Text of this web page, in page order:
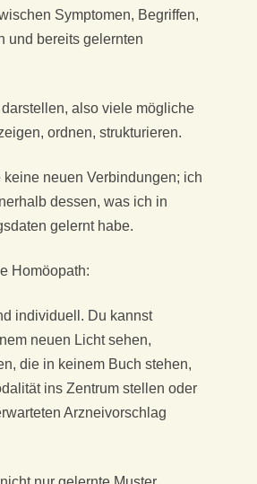
Symptomen, Begriffen,
und bereits gelernten
darstellen, also viele mögliche
ordnen, strukturieren.
neuen Verbindungen; ich
dessen, was ich in
gelernt habe.
Homöopath:
individuell. Du kannst
neuen Licht sehen,
die in keinem Buch stehen,
ins Zentrum stellen oder
Arzneivorschlag